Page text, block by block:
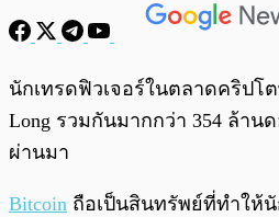
พร้อมเล่น
นักเทรดฟิวเจอร์ในตลาดคริปโ
Long รวมกันมากกว่า 354 ล้าน
ผ่านมา
Bitcoin ถือเป็นสินทรัพย์ที่ทำให้